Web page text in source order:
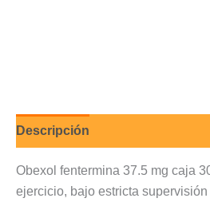
Descripción
Obexol fentermina 37.5 mg caja
ejercicio, bajo estricta supervisión